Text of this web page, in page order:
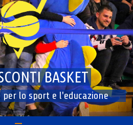
BASKET
per lo sport e l'educazione